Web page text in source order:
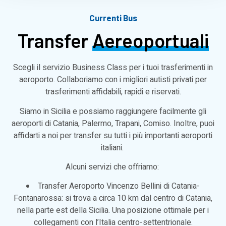
Currenti Bus
TransferAereoportuali
Scegli il servizio Business Class per i tuoi trasferimenti in
aeroporto. Collaboriamo con i migliori autisti privati per
trasferimenti affidabili, rapidi e riservati.
Siamo in Sicilia e possiamo raggiungere facilmente gli
aeroporti di Catania, Palermo, Trapani, Comiso. Inoltre, puoi
affidarti a noi per transfer su tutti i più importanti aeroporti
italiani.
Alcuni servizi che offriamo:
Transfer Aeroporto Vincenzo Bellini di Catania-
Fontanarossa: si trova a circa 10 km dal centro di Catania,
nella parte est della Sicilia. Una posizione ottimale per i
collegamenti con l’Italia centro-settentrionale.